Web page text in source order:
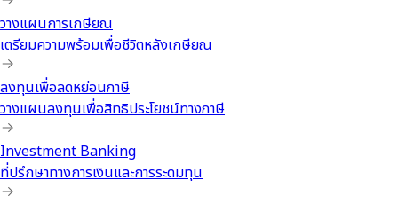
วางแผนการเกษียณ
เตรียมความพร้อมเพื่อชีวิตหลังเกษียณ
ลงทุนเพื่อลดหย่อนภาษี
วางแผนลงทุนเพื่อสิทธิประโยชน์ทางภาษี
Investment Banking
ที่ปรึกษาทางการเงินและการระดมทุน